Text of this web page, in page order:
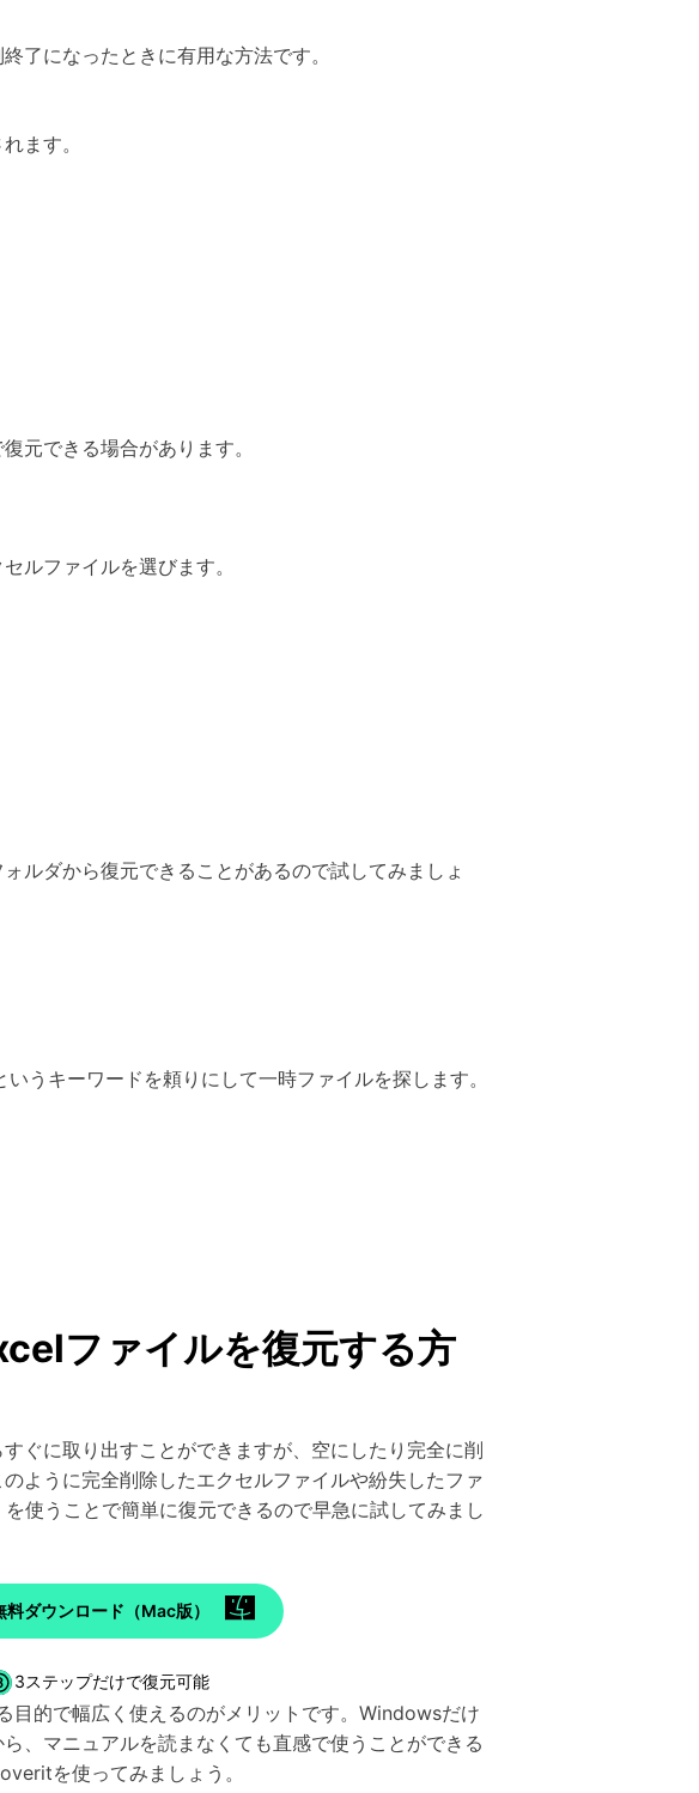
了になったときに有用な方法です。
ます。
元できる場合があります。
ルファイルを選びます。
ルダから復元できることがあるので試してみましょ
うキーワードを頼りにして一時ファイルを探します。
ファイルを復元する方
ぐに取り出すことができますが、空にしたり完全に削
ように完全削除したエクセルファイルや紛失したファ
を使うことで簡単に復元できるので早急に試してみまし
料ダウンロード（Mac版）
3ステップだけで復元可能
的で幅広く使えるのがメリットです。Windowsだけ
、マニュアルを読まなくても直感で使うことができる
を使ってみましょう。